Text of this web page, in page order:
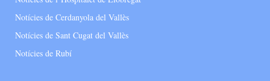
Notícies de Cerdanyola del Vallès
Notícies de Sant Cugat del Vallès
Notícies de Rubí